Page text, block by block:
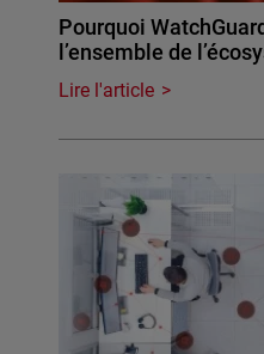
Pourquoi
l’ensemble de
Lire l'article